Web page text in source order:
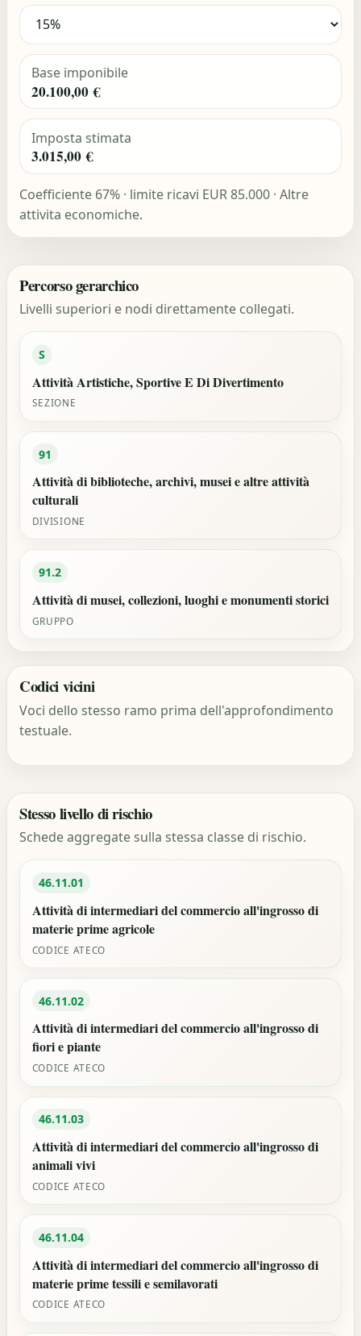
Base imponibile
20.100,00 €
Imposta stimata
3.015,00 €
Coefficiente 67% · limite ricavi EUR 85.000 · Altre
attivita economiche.
Percorso gerarchico
Livelli superiori e nodi direttamente collegati.
S
Attività Artistiche, Sportive E Di Divertimento
SEZIONE
91
Attività di biblioteche, archivi, musei e altre attività
culturali
DIVISIONE
91.2
Attività di musei, collezioni, luoghi e monumenti storici
GRUPPO
Codici vicini
Voci dello stesso ramo prima dell'approfondimento
testuale.
Stesso livello di rischio
Schede aggregate sulla stessa classe di rischio.
46.11.01
Attività di intermediari del commercio all'ingrosso di
materie prime agricole
CODICE ATECO
46.11.02
Attività di intermediari del commercio all'ingrosso di
fiori e piante
CODICE ATECO
46.11.03
Attività di intermediari del commercio all'ingrosso di
animali vivi
CODICE ATECO
46.11.04
Attività di intermediari del commercio all'ingrosso di
materie prime tessili e semilavorati
CODICE ATECO